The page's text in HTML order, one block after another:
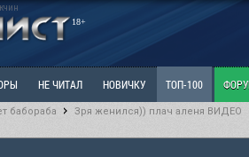
18+
НЕ ЧИТАЛ НОВИЧКУ ТОП-100
САНЧАС Ветка: Наболевшее. Выскажись!
бабораба Зря женился)) плач аленя ВИДЕО